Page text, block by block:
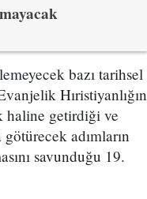
bazı tarihsel
Hıristiyanlığın
getirdiği ve
adımların
savunduğu 19.